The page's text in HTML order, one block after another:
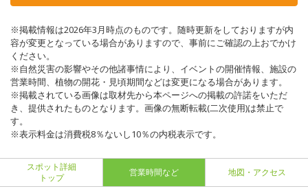
※掲載情報は2026年3月時点のものです。随時更新をしておりますが内
容が変更となっている場合がありますので、事前にご確認の上おでかけ
ください。
※自然災害の影響やその他諸事情により、イベントの開催情報、施設の
営業時間、植物の開花・見頃期間などは変更になる場合があります。
※掲載されている画像は取材先から本ページへの掲載の許諾をいただ
き、提供されたものとなります。画像の無断転載(二次使用)は禁止で
す。
※表示料金は消費税8％ないし10％の内税表示です。
スポット詳細
トップ
営業時間など 地図・アクセス